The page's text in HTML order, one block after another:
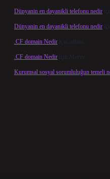
Dünyanin en dayanikli telefonu nedir
Dünyanin en dayanikli telefonu nedir
.CF domain Nedir için admin
.CF domain Nedir için Merve
Kurumsal sosyal sorumluluğun temeli